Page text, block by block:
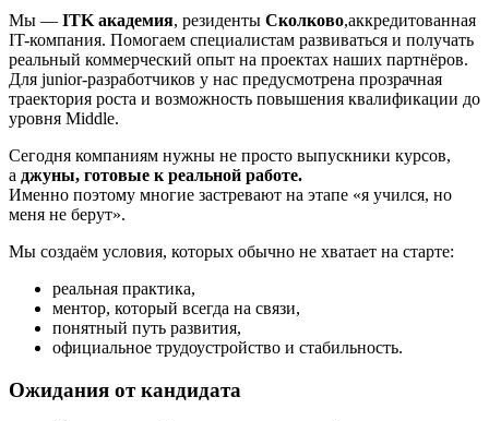
Мы — ITK академия, резиденты Сколково,аккредитованная
IT-компания. Помогаем специалистам развиваться и получать
реальный коммерческий опыт на проектах наших партнёров.
Для junior-разработчиков у нас предусмотрена прозрачная
траектория роста и возможность повышения квалификации до
уровня Middle.
Сегодня компаниям нужны не просто выпускники курсов,
а джуны, готовые к реальной работе.
Именно поэтому многие застревают на этапе «я учился, но
меня не берут».
Мы создаём условия, которых обычно не хватает на старте:
реальная практика,
ментор, который всегда на связи,
понятный путь развития,
официальное трудоустройство и стабильность.
Ожидания от кандидата